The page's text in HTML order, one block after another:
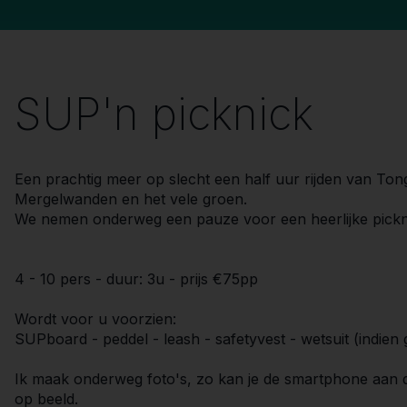
SUP'n picknick
Een prachtig meer op slecht een half uur rijden van
Mergelwanden en het vele groen.
We nemen onderweg een pauze voor een heerlijke
4 - 10 pers - duur: 3u - prijs €75pp
Wordt voor u voorzien:
SUPboard - peddel - leash - safetyvest - wetsuit
Ik maak onderweg foto's, zo kan je de smartphone
op beeld.